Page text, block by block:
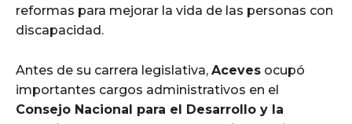
reformas para mejorar la vida de las personas con
discapacidad.
Antes de su carrera legislativa, Aceves ocupó
importantes cargos administrativos en el
Consejo Nacional para el Desarrollo y la